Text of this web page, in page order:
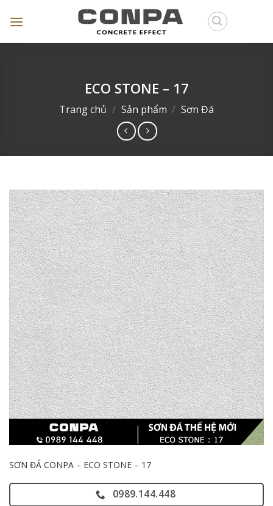
ECO STONE – 17
Trang chủ / Sản phẩm / Sơn Đá
SƠN ĐÁ CONPA – ECO STONE – 17
0989.144.448